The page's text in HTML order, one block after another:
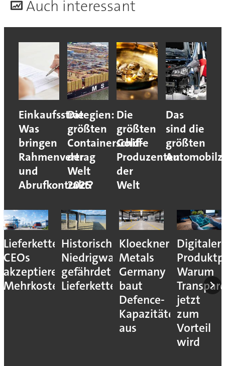
Auch interessant
Einkaufsstrategien:
Was
bringen
Rahmenvertrag
und
Abrufkontrakt?
Die
größten
Containerschiffe
der
Welt
2025
Die
größten
Gold-
Produzenten
der
Welt
Das
sind die
größten
Lieferkettenresilienz:
CEOs
akzeptieren
Mehrkosten
Historisches
Niedrigwasser
gefährdet
Lieferketten
Kloeckner
Metals
Germany
baut
Defence-
Kapazitäten
aus
Digitaler
Warum
jetzt
zum
Vorteil
wird